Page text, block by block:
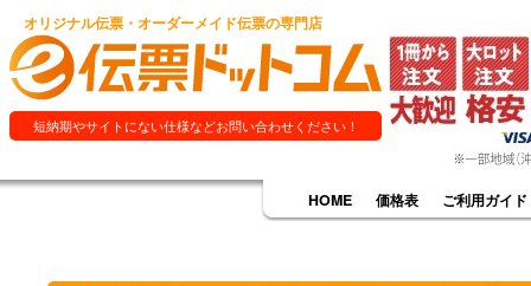
オリジナル伝票・オーダーメイド伝票の専門店
短納期やサイトにない仕様などお問い合わせください！
HOME 価格表 ご利用ガイド